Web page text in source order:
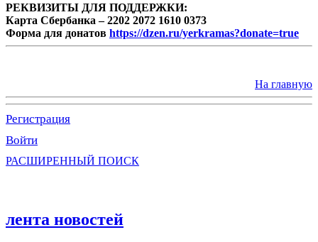
РЕКВИЗИТЫ ДЛЯ ПОДДЕРЖКИ:
Карта Сбербанка – 2202 2072 1610 0373
Форма для донатов https://dzen.ru/yerkramas?donate=true
На главную
Регистрация
Войти
РАСШИРЕННЫЙ ПОИСК
лента новостей